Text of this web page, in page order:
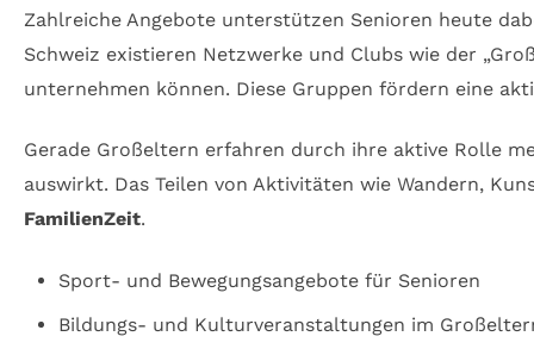
Zahlreiche Angebote unterstützen Senioren heute
Schweiz existieren Netzwerke und Clubs wie der
unternehmen können. Diese Gruppen fördern eine
Gerade Großeltern erfahren durch ihre aktive Rolle
auswirkt. Das Teilen von Aktivitäten wie Wandern,
FamilienZeit.
Sport- und Bewegungsangebote für Senioren
Bildungs- und Kulturveranstaltungen im